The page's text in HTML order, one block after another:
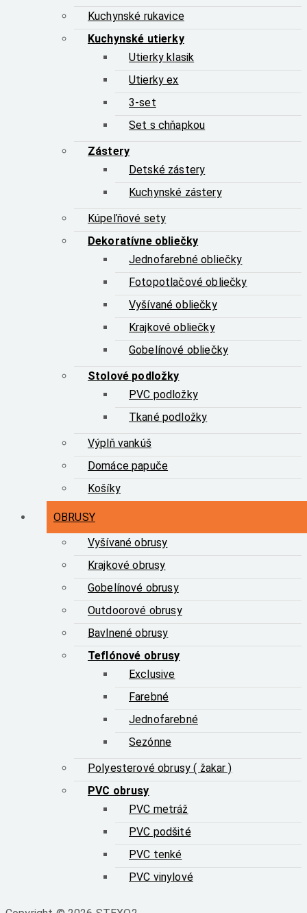
Kuchynské rukavice
Kuchynské utierky
Utierky klasik
Utierky ex
3-set
Set s chňapkou
Zástery
Detské zástery
Kuchynské zástery
Kúpeľňové sety
Dekoratívne obliečky
Jednofarebné obliečky
Fotopotlačové obliečky
Vyšívané obliečky
Krajkové obliečky
Gobelínové obliečky
Stolové podložky
PVC podložky
Tkané podložky
Výplň vankúš
Domáce papuče
Košíky
OBRUSY
Vyšívané obrusy
Krajkové obrusy
Gobelínové obrusy
Outdoorové obrusy
Bavlnené obrusy
Teflónové obrusy
Exclusive
Farebné
Jednofarebné
Sezónne
Polyesterové obrusy ( žakar )
PVC obrusy
PVC metráž
PVC podšité
PVC tenké
PVC vinylové